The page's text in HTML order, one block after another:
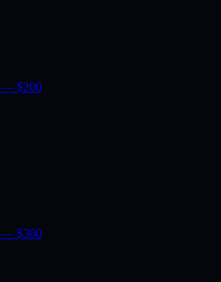
— $200
— $300